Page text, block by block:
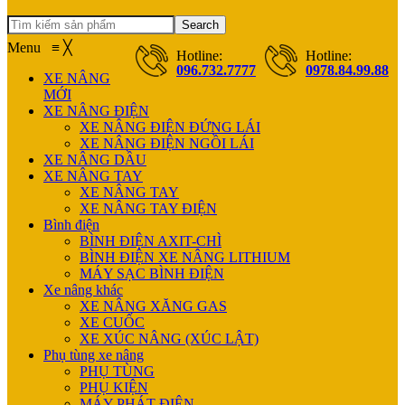
Search
Hotline:
096.732.7777
Hotline:
0978.84.99.88
Menu ≡ ╳
XE NÂNG
MỚI
XE NÂNG ĐIỆN
XE NÂNG ĐIỆN ĐỨNG LÁI
XE NÂNG ĐIỆN NGỒI LÁI
XE NÂNG DẦU
XE NÂNG TAY
XE NÂNG TAY
XE NÂNG TAY ĐIỆN
Bình điện
BÌNH ĐIỆN AXIT-CHÌ
BÌNH ĐIỆN XE NÂNG LITHIUM
MÁY SẠC BÌNH ĐIỆN
Xe nâng khác
XE NÂNG XĂNG GAS
XE CUỐC
XE XÚC NÂNG (XÚC LẬT)
Phụ tùng xe nâng
PHỤ TÙNG
PHỤ KIỆN